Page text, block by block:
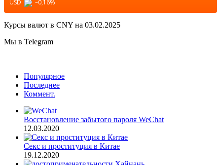
USD –0,16%
Курсы валют в CNY на 03.02.2025
Мы в Telegram
Популярное
Последнее
Коммент.
Восстановление забытого пароля WeChat
12.03.2020
Секс и проституция в Китае
19.12.2020